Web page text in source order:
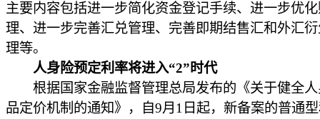
主要内容包括进一步简化资金登记手续、进一步优
理、进一步完善汇兑管理、完善即期结售汇和外汇
理等。
人身险预定利率将进入“2”时代
根据国家金融监督管理总局发布的《关于健全人
品定价机制的通知》，自9月1日起，新备案的普通